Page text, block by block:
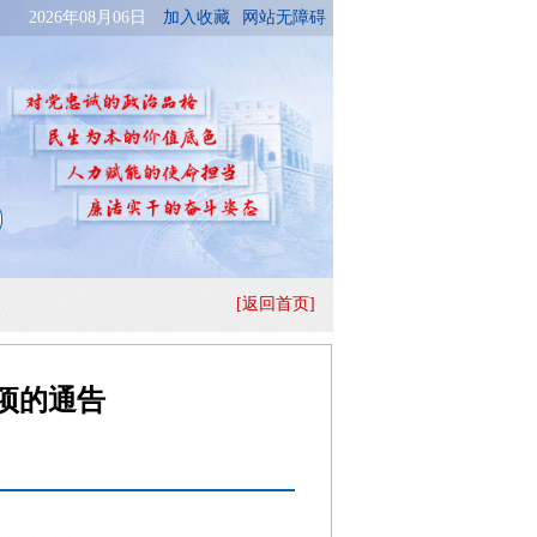
[返回首页]
的通告